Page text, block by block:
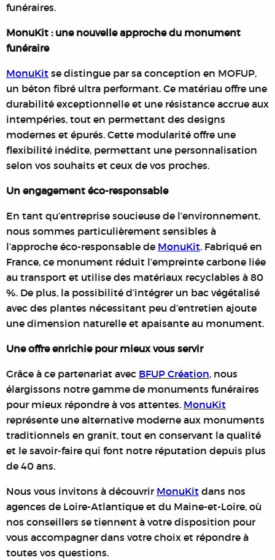
funéraires.
MonuKit : une nouvelle approche du monument
funéraire
MonuKit se distingue par sa conception en MOFUP,
un béton fibré ultra performant. Ce matériau offre une
durabilité exceptionnelle et une résistance accrue aux
intempéries, tout en permettant des designs
modernes et épurés. Cette modularité offre une
flexibilité inédite, permettant une personnalisation
selon vos souhaits et ceux de vos proches.
Un engagement éco-responsable
En tant qu’entreprise soucieuse de l’environnement,
nous sommes particulièrement sensibles à
l’approche éco-responsable de MonuKit. Fabriqué en
France, ce monument réduit l’empreinte carbone liée
au transport et utilise des matériaux recyclables à 80
%. De plus, la possibilité d’intégrer un bac végétalisé
avec des plantes nécessitant peu d’entretien ajoute
une dimension naturelle et apaisante au monument.
Une offre enrichie pour mieux vous servir
Grâce à ce partenariat avec BFUP Création, nous
élargissons notre gamme de monuments funéraires
pour mieux répondre à vos attentes. MonuKit
représente une alternative moderne aux monuments
traditionnels en granit, tout en conservant la qualité
et le savoir-faire qui font notre réputation depuis plus
de 40 ans.
Nous vous invitons à découvrir MonuKit dans nos
agences de Loire-Atlantique et du Maine-et-Loire, où
nos conseillers se tiennent à votre disposition pour
vous accompagner dans votre choix et répondre à
toutes vos questions.